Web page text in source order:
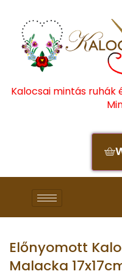
Kalocsai mintás ruhák
Előnyomott
Malacka